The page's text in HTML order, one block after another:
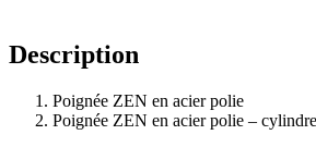
Description
Poignée ZEN en acier polie
Poignée ZEN en acier polie –